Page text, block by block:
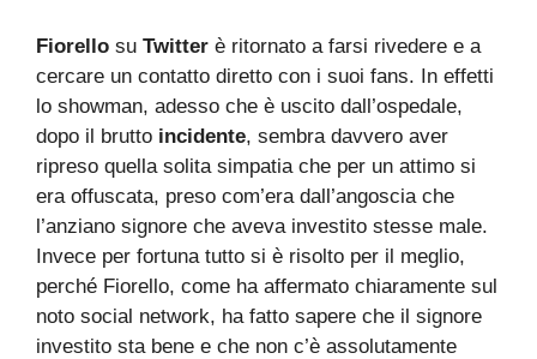
Fiorello su Twitter è ritornato a farsi rivedere e a
cercare un contatto diretto con i suoi fans. In effetti
lo showman, adesso che è uscito dall’ospedale,
dopo il brutto incidente, sembra davvero aver
ripreso quella solita simpatia che per un attimo si
era offuscata, preso com’era dall’angoscia che
l’anziano signore che aveva investito stesse male.
Invece per fortuna tutto si è risolto per il meglio,
perché Fiorello, come ha affermato chiaramente sul
noto social network, ha fatto sapere che il signore
investito sta bene e che non c’è assolutamente